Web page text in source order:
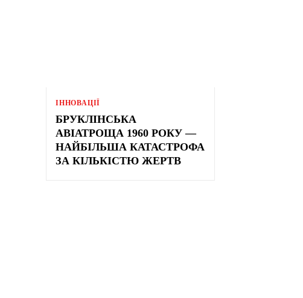
ІННОВАЦІЇ
БРУКЛІНСЬКА
АВІАТРОЩА 1960 РОКУ —
НАЙБІЛЬША КАТАСТРОФА
ЗА КІЛЬКІСТЮ ЖЕРТВ